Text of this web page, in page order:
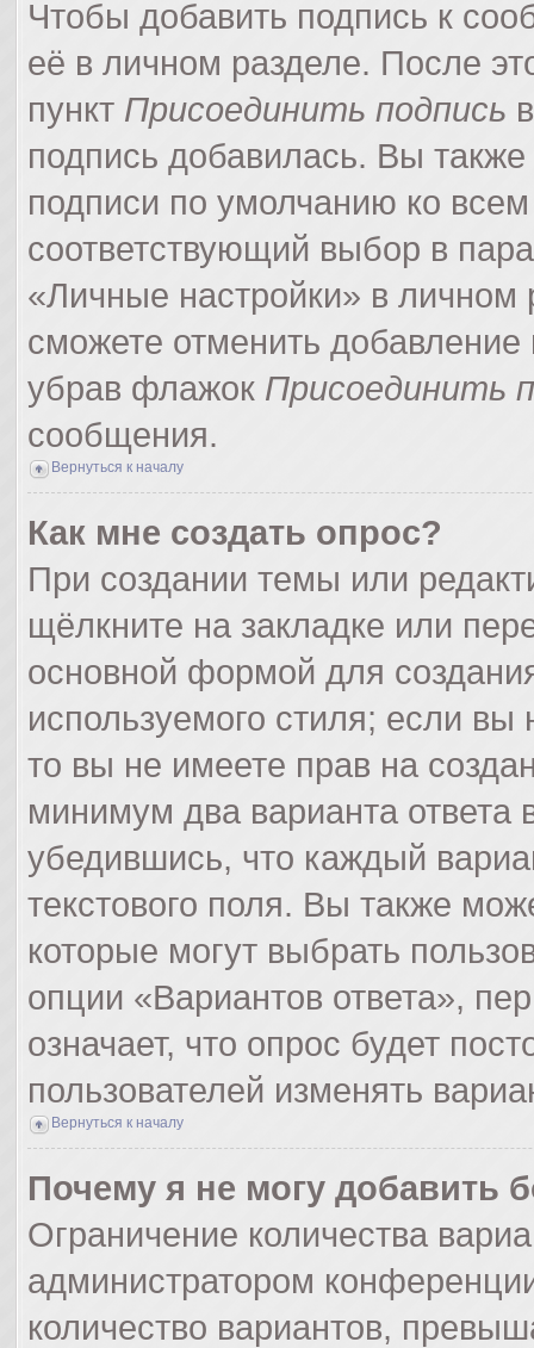
Чтобы добавить подпись к
её в личном разделе. После
пункт Присоединить подпись
подпись добавилась. Вы
подписи по умолчанию ко
соответствующий выбор в
«Личные настройки» в
сможете отменить
убрав флажок Присоединить
сообщения.
Вернуться к началу
Как мне создать опрос?
При создании темы или
щёлкните на закладке или
основной формой для
используемого стиля; если
то вы не имеете прав на
минимум два варианта ответа
убедившись, что каждый
текстового поля. Вы также
которые могут выбрать
опции «Вариантов ответа»,
означает, что опрос будет
пользователей изменять
Вернуться к началу
Почему я не могу добавить
Ограничение количества
администратором
количество вариантов,